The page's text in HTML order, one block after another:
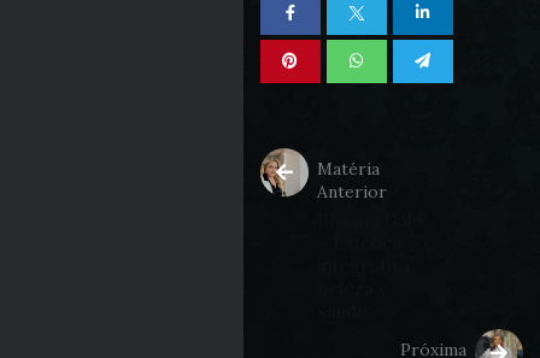
Matéria
Anterior
Próxima